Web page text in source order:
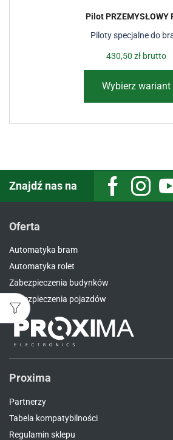
Piloty specjalne do
Pilot PRZEMYSŁOWY
430,50 złbrutto
Wybierz wariant
Znajdź nas na Facebook
Oferta
Automatyka bram
Automatyka rolet
Zabezpieczenia budynków
Zabezpieczenia pojazdów
Proxima
Partnerzy
Tabela kompatybilności
Regulamin sklepu